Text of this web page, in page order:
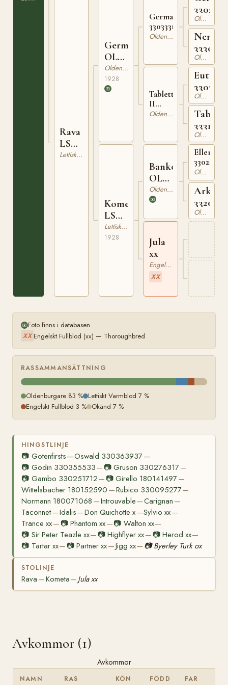
Rava
LSBK
1590Lettiskt Varmblod
Germino
OLD
65
Oldenburgare
1928
Kometa
LSBK
382 Lettiskt Varmblod
1928
Germanikus
330333120
Oldenburgare
Tablette
II
333651023
Oldenburgare
Banko
OLD
51
Oldenburgare
Jula
xx
Engelskt Fullblod
XX
Oldenburgare
Oldenburgare
Eutus
Oldenburgare
Oldenburgare
Ellenberg
Oldenburgare
Arkana
Oldenburgare
Foto finns i databasen
XX Engelskt Fullblod (xx) — Thoroughbred
RASSAMMANSÄTTNING
Oldenburgare 83 % Lettiskt Varmblod 7 %
Engelskt Fullblod 3 % Okänd 7 %
HINGSTLINJE
📷 Gotenfirsts—Oswald 330363937 —
📷 Godin 330355533— 📷Gruson 330276317 —
📷 Gambo 330251712— 📷Girello 180141497 —
Wittelsbacher 180152590 —Rubico 330095277—
Normann 180071068 —Introuvable—Carignan —
Taconnet—Idalis—Don Quichotte x—Sylvio xx—
Trance xx— 📷Phantom xx—📷 Walton xx—
📷 Sir Peter Teazle xx— 📷Highflyer xx— 📷 Herod xx—
📷 Tartar xx— 📷Partner xx—Jigg xx— 📷 Byerley Turk ox
STOLINJE
Rava —Kometa—Jula xx
Avkommor (1)
Avkommor
NAMN RAS KÖN FÖDD FAR